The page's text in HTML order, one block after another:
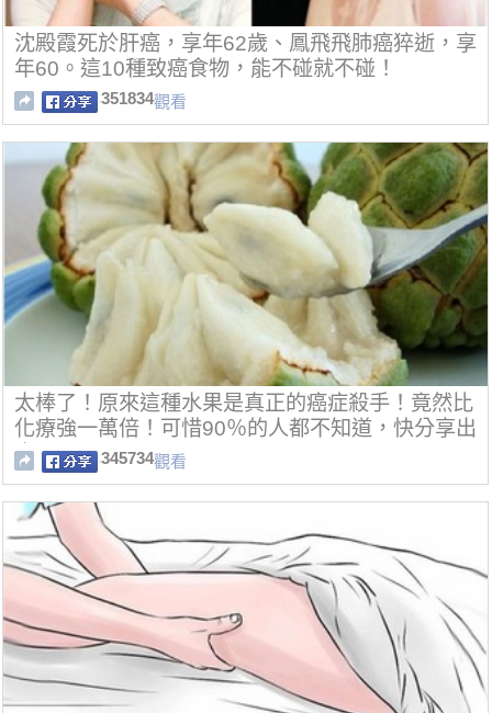
沈殿霞死於肝癌，享年62歲、鳳飛飛肺癌猝逝，享
年60。這10種致癌食物，能不碰就不碰！
351834觀看
太棒了！原來這種水果是真正的癌症殺手！竟然比
化療強一萬倍！可惜90％的人都不知道，快分享出
去吧！
345734觀看